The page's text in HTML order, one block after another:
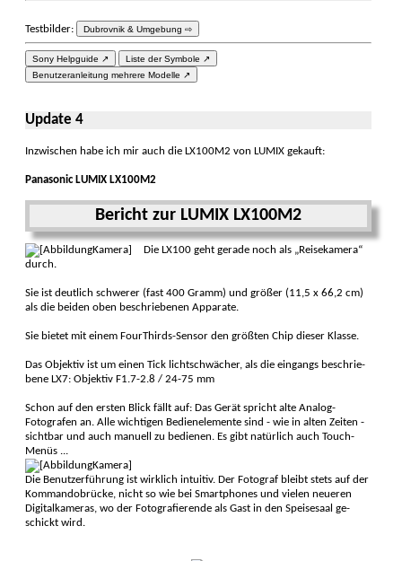
Testbilder: Dubrovnik & Umgebung ⇨
Sony Helpguide ↗
Liste der Symbole ↗
Benutzeranleitung mehrere Modelle ↗
Update 4
Inzwischen habe ich mir auch die LX100M2 von LUMIX gekauft:
Panasonic LUMIX LX100M2
Bericht zur LUMIX LX100M2
Die LX100 geht gerade noch als „Reisekamera“
durch.
Sie ist deutlich schwerer (fast 400 Gramm) und größer (11,5 x 66,2 cm)
als die beiden oben beschrie­benen Appa­rate.
Sie bietet mit einem Four­Thirds-Sen­sor den größten Chip dieser Klasse.
Das Objektiv ist um einen Tick lichtschwächer, als die eingangs beschrie­
bene LX7: Objektiv F1.7-2.8 / 24-75 mm
Schon auf den ersten Blick fällt auf: Das Gerät spricht alte Ana­log-
Fotogra­fen an. Alle wichtigen Bedien­elemente sind - wie in alten Zeiten -
sicht­bar und auch manuell zu bedienen. Es gibt natür­lich auch Touch-
Menüs ...
Die Benutzerführung ist wirklich intui­tiv. Der Foto­graf bleibt stets auf der
Kommando­brücke, nicht so wie bei Smart­phones und vielen neueren
Digital­kameras, wo der Foto­grafie­rende als Gast in den Speise­saal ge­
schickt wird.